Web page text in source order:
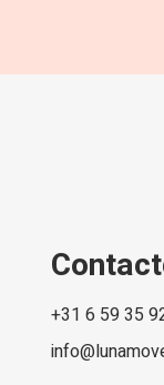
+31 6 59 35